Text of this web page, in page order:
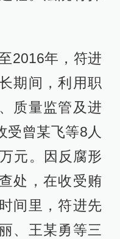
2016年，符进
期间，利用职
质量监管及进
受曾某飞等8人
元。因反腐形
处，在收受贿
间里，符进先
、王某勇等三